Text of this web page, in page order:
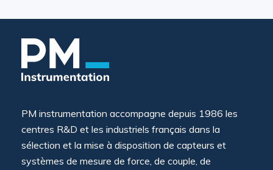
PM instrumentation accompagne depuis 1986 les
centres R&D et les industriels français dans la
sélection et la mise à disposition de capteurs et
systèmes de mesure de force, de couple, de